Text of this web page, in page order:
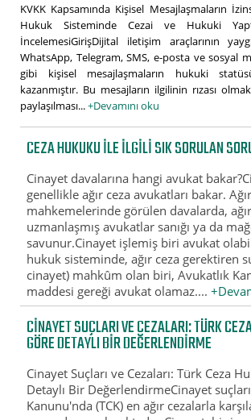
KVKK Kapsamında Kişisel Mesajlaşmaların
Hukuk Sisteminde Cezai ve Hukuki
İncelemesiGirişDijital iletişim araçlarının
WhatsApp, Telegram, SMS, e-posta ve sosyal
gibi kişisel mesajlaşmaların hukuki
kazanmıştır. Bu mesajların ilgilinin rızası
paylaşılması...+Devamını oku
CEZA HUKUKU ILE ILGILI SIK SORULAN
Cinayet davalarına hangi avukat
genellikle ağır ceza avukatları bakar.
mahkemelerinde görülen davalarda,
uzmanlaşmış avukatlar sanığı ya da
savunur.Cinayet işlemiş biri avukat
hukuk sisteminde, ağır ceza gerektiren
cinayet) mahkûm olan biri, Avukatlık
maddesi gereği avukat olamaz....
CINAYET SUÇLARI VE CEZALARI: TÜRK
GÖRE DETAYLI BIR DEĞERLENDIRME
Cinayet Suçları ve Cezaları: Türk Ceza
Detaylı Bir DeğerlendirmeCinayet
Kanunu'nda (TCK) en ağır cezalarla